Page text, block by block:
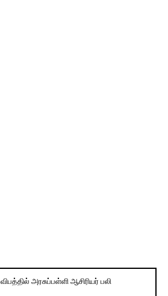
விபத்தில் அரசுப்பள்ளி ஆசிரியர் பலி